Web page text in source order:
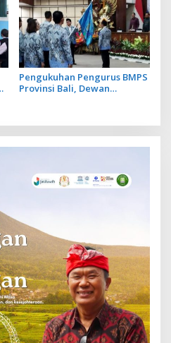
Pengukuhan Pengurus BMPS
Provinsi Bali, Dewan